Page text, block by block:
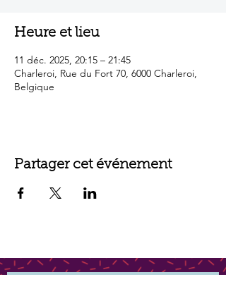
Heure et lieu
11 déc. 2025, 20:15 – 21:45
Charleroi, Rue du Fort 70, 6000 Charleroi,
Belgique
Partager cet événement